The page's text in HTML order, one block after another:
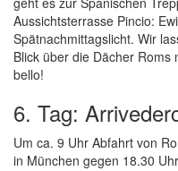
Aussichtsterrasse Pincio:
Spätnachmittagslicht. Wir
Blick über die Dächer
bello!
6. Tag:
Um ca. 9 Uhr Abfahrt von
in München gegen 18.30